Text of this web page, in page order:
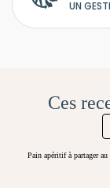
UN
Ces
Pain apéritif à partager au